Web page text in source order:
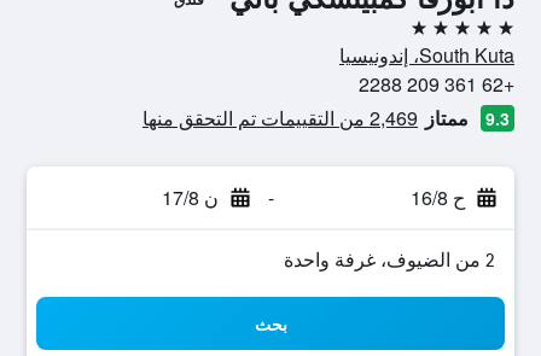
5 نجوم
South Kuta، إندونيسيا
+62 361 209 2288
9.3 ممتاز 2,469 من التقييمات تم التحقق منها
ح 16/8 - ن 17/8
2 من الضيوف، غرفة واحدة
بحث